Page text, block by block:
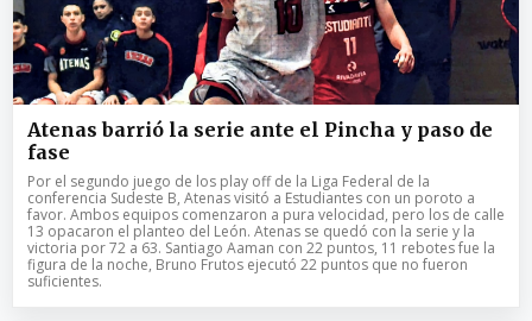
Atenas barrió la serie ante el Pincha y paso de
fase
Por el segundo juego de los play off de la Liga Federal de la
conferencia Sudeste B, Atenas visitó a Estudiantes con un poroto a
favor. Ambos equipos comenzaron a pura velocidad, pero los de calle
13 opacaron el planteo del León. Atenas se quedó con la serie y la
victoria por 72 a 63. Santiago Aaman con 22 puntos, 11 rebotes fue la
figura de la noche, Bruno Frutos ejecutó 22 puntos que no fueron
suficientes.